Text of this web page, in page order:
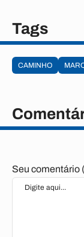
Tags
CAMINHO
Seu comentário